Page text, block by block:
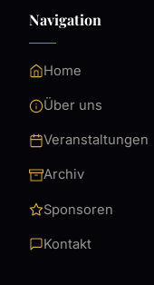
Navigation
Home
Über uns
Veranstaltungen
Archiv
Sponsoren
Kontakt